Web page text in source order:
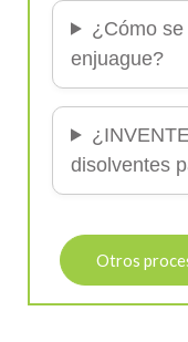
¿Cómo
enjuague?
disolventes
Otros